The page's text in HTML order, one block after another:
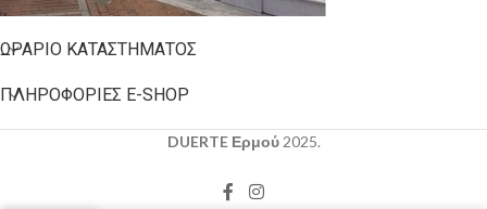
ΩΡΆΡΙΟ ΚΑΤΑΣΤΉΜΑΤΟΣ
ΠΛΗΡΟΦΟΡΊΕΣ E-SHOP
DUERTE Ερμού 2025.